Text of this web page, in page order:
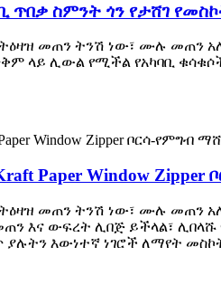
ስምንት ጎን የታሸገ
መጠን ትንሽ ነው፣ ሙሉ መጠን
ላይ ሊውል የሚችል የአካባቢ
Paper Window Zipper
መጠን ትንሽ ነው፣ ሙሉ መጠን
እና ውፍረት ሊበጅ ይችላል፣
እውነተኛ ነገሮች ለማየት